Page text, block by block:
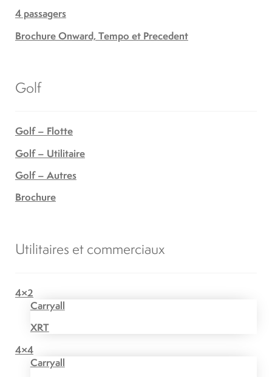
4 passagers
Brochure Onward, Tempo et Precedent
Golf
Golf – Flotte
Golf – Utilitaire
Golf – Autres
Brochure
Utilitaires et commerciaux
4×2
Carryall
XRT
4×4
Carryall